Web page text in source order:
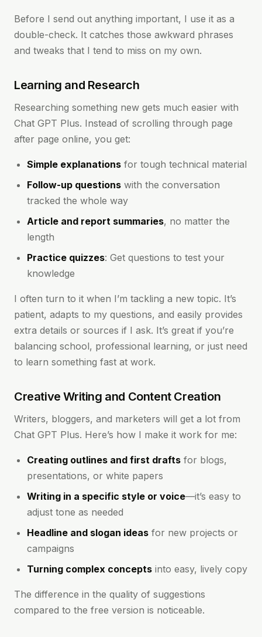
Before I send out anything important, I use it as a
double-check. It catches those awkward phrases
and tweaks that I tend to miss on my own.
Learning and Research
Researching something new gets much easier with
Chat GPT Plus. Instead of scrolling through page
after page online, you get:
Simple explanations for tough technical material
Follow-up questions with the conversation
tracked the whole way
Article and report summaries, no matter the
length
Practice quizzes: Get questions to test your
knowledge
I often turn to it when I’m tackling a new topic. It’s
patient, adapts to my questions, and easily provides
extra details or sources if I ask. It’s great if you’re
balancing school, professional learning, or just need
to learn something fast at work.
Creative Writing and Content Creation
Writers, bloggers, and marketers will get a lot from
Chat GPT Plus. Here’s how I make it work for me:
Creating outlines and first drafts for blogs,
presentations, or white papers
Writing in a specific style or voice—it’s easy to
adjust tone as needed
Headline and slogan ideas for new projects or
campaigns
Turning complex concepts into easy, lively copy
The difference in the quality of suggestions
compared to the free version is noticeable.